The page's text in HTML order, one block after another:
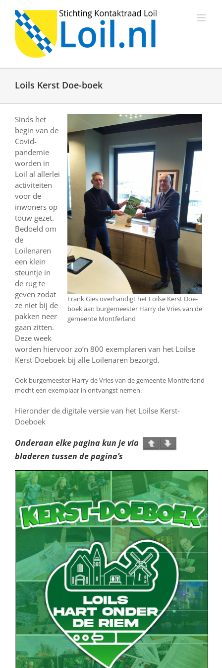
inhoud
Loils Kerst Doe-boek
Frank Gies overhandigt het Loilse Kerst Doe-
boek aan burgemeester Harry de Vries van de
gemeente Montferland
Sinds het
begin van de
Covid-
pandemie
worden in
Loil al allerlei
activiteiten
voor de
inwoners op
touw gezet.
Bedoeld om
de
Loilenaren
een klein
steuntje in
de rug te
geven zodat
ze niet bij de
pakken neer
gaan zitten.
Deze week
worden hiervoor zo’n 800 exemplaren van het Loilse
Kerst-Doeboek bij alle Loilenaren bezorgd.
Ook burgemeester Harry de Vries van de gemeente Montferland
mocht een exemplaar in ontvangst nemen.
Hieronder de digitale versie van het Loilse Kerst-
Doeboek
Onderaan elke pagina kun je via
bladeren tussen de pagina’s